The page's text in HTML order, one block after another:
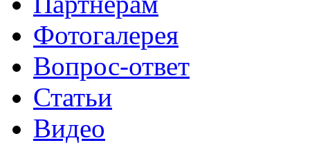
Фотогалерея
Вопрос-ответ
Статьи
Видео